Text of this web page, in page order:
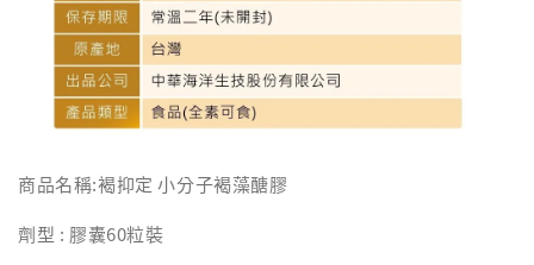
商品名稱:褐抑定 小分子褐藻醣膠
劑型 : 膠囊60粒裝